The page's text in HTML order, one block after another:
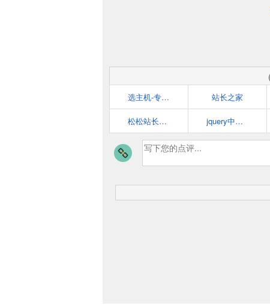
选主机-专业的主机测评站 站长之家
松松站长工具大全-最全的站长SEO工具导航 jquery中文网